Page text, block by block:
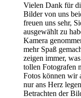
Vielen Dank für
Bilder von uns
freuen uns sehr,
ausgewählt zu
Kamera
mehr Spaß
zeigen immer,
tollen Fotografen
Fotos können wir
nur ans Herz
Betrachten der